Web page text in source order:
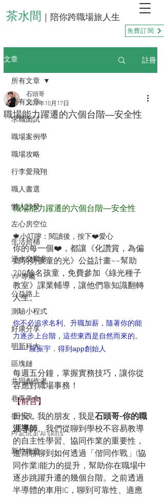
茶水間 ｜陪你跨職場旅人生
免費訂閱
文章 註冊
所有文章
求職面試
職場案例學
職場攻略
行李愛飛翔
職人書選
懶人沙發
左心房空位
生活拾穗
汗水交響曲
VIP專屬
公益路上
測驗小程式
好康分享
明新科大
區塊鏈
共同創作者
巷弄美食
微小說
Practical AI skills
新竹旅遊
所有文章
職場能力躍遷的六個台階—安全性
石頭哥
2022年10月17日
職場能力躍遷的六個台階—安全性
🍁小叮嚀：閱讀後，按下❤️愛心
你的每一個❤️，都讓《化讚賞，為偏
鄉弱勢孩童的光》公益計畫~~幫助
200餘名孩童，免費參加《綠光種子
教室》課業輔導，讓他們靠知識翻轉
人生。
你不必追求名利、升職加薪，隨著你的能
力逐步上台階，這些東西是自然而來的。
—— 羅振宇．得到app創始人
每週五分鐘，掌握實務技巧，讓你從
容應對職場事務！
【前言】
日安，我的朋友，我是石頭哥-你的職
涯導師。我們從聊到學校不容易教導
的自主性學習、協同作業的重要性，
進而聊聊到如何透過「偕同作戰」(協
同作業)能力的提升，幫助你在職場中
逐步跳躍升遷的幾個台階。之前透過
半導體的車用IC，聊到可靠性、適應